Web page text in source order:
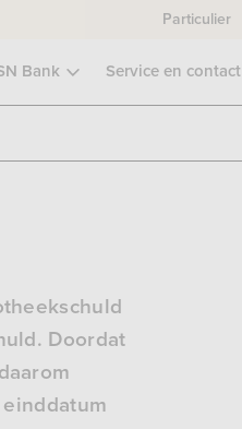
Particulier
Bank Service en contact
Doordat